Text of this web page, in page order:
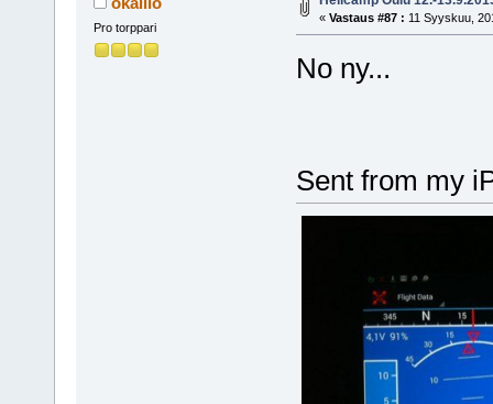
Pro torppari
« Vastaus #87 : 11 Syyskuu,
No ny...
Sent from my